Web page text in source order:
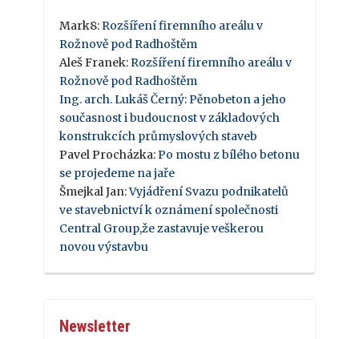
Mark8:Rozšíření firemního areálu v
Rožnově pod Radhoštěm
Aleš Franek:Rozšíření firemního areálu v
Rožnově pod Radhoštěm
Ing. arch. Lukáš Černý:Pěnobeton a jeho
současnost i budoucnost v základových
konstrukcích průmyslových staveb
Pavel Procházka:Po mostu z bílého betonu
se projedeme na jaře
Šmejkal Jan:Vyjádření Svazu podnikatelů
ve stavebnictví k oznámení společnosti
Central Group,že zastavuje veškerou
novou výstavbu
Newsletter